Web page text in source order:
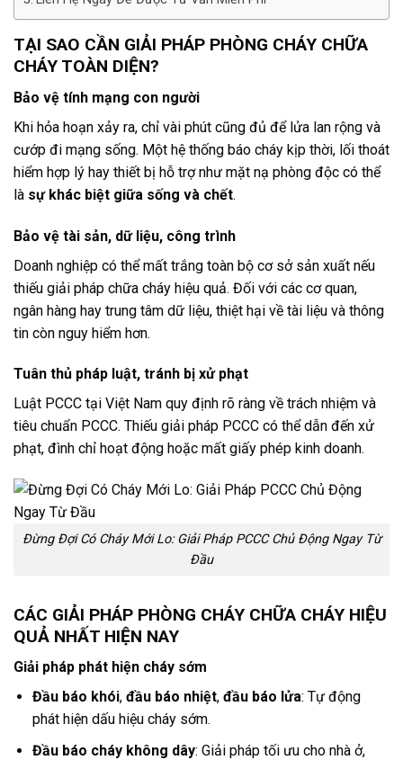
TẠI SAO CẦN GIẢI PHÁP PHÒNG CHÁY CHỮA
CHÁY TOÀN DIỆN?
Bảo vệ tính mạng con người
Khi hỏa hoạn xảy ra, chỉ vài phút cũng đủ để lửa lan rộng và
cướp đi mạng sống. Một hệ thống báo cháy kịp thời, lối thoát
hiểm hợp lý hay thiết bị hỗ trợ như mặt nạ phòng độc có thể
là sự khác biệt giữa sống và chết.
Bảo vệ tài sản, dữ liệu, công trình
Doanh nghiệp có thể mất trắng toàn bộ cơ sở sản xuất nếu
thiếu giải pháp chữa cháy hiệu quả. Đối với các cơ quan,
ngân hàng hay trung tâm dữ liệu, thiệt hại về tài liệu và thông
tin còn nguy hiểm hơn.
Tuân thủ pháp luật, tránh bị xử phạt
Luật PCCC tại Việt Nam quy định rõ ràng về trách nhiệm và
tiêu chuẩn PCCC. Thiếu giải pháp PCCC có thể dẫn đến xử
phạt, đình chỉ hoạt động hoặc mất giấy phép kinh doanh.
Đừng Đợi Có Cháy Mới Lo: Giải Pháp PCCC Chủ Động Ngay Từ
Đầu
CÁC GIẢI PHÁP PHÒNG CHÁY CHỮA CHÁY HIỆU
QUẢ NHẤT HIỆN NAY
Giải pháp phát hiện cháy sớm
Đầu báo khói, đầu báo nhiệt, đầu báo lửa: Tự động
phát hiện dấu hiệu cháy sớm.
Đầu báo cháy không dây: Giải pháp tối ưu cho nhà ở,